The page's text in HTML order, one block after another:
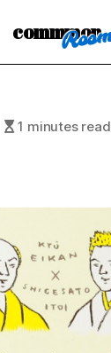
commmon
1 minutes read